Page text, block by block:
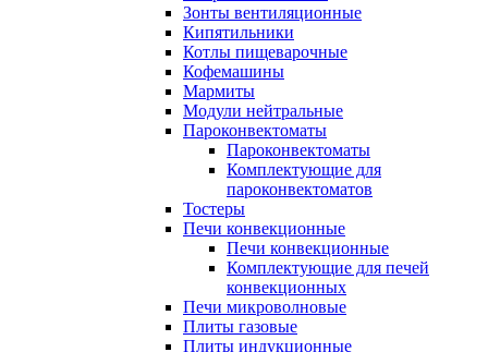
Зонты вентиляционные
Кипятильники
Котлы пищеварочные
Кофемашины
Мармиты
Модули нейтральные
Пароконвектоматы
Пароконвектоматы
Комплектующие для
пароконвектоматов
Тостеры
Печи конвекционные
Печи конвекционные
Комплектующие для печей
конвекционных
Печи микроволновые
Плиты газовые
Плиты индукционные